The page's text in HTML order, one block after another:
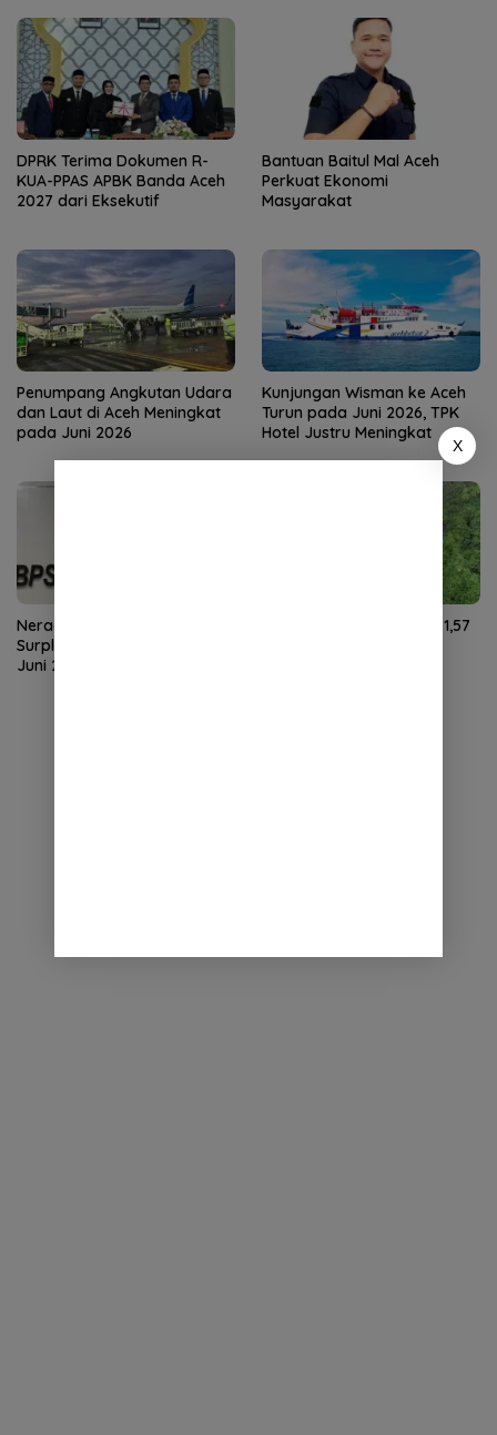
DPRK Terima Dokumen R-
KUA-PPAS APBK Banda Aceh
2027 dari Eksekutif
Bantuan Baitul Mal Aceh
Perkuat Ekonomi
Masyarakat
Penumpang Angkutan Udara
dan Laut di Aceh Meningkat
pada Juni 2026
Kunjungan Wisman ke Aceh
Turun pada Juni 2026, TPK
Hotel Justru Meningkat
Neraca Perdagangan Aceh
Surplus US$59,27 Juta pada
Juni 2026
NTP Aceh Juli 2026 Naik 1,57
X